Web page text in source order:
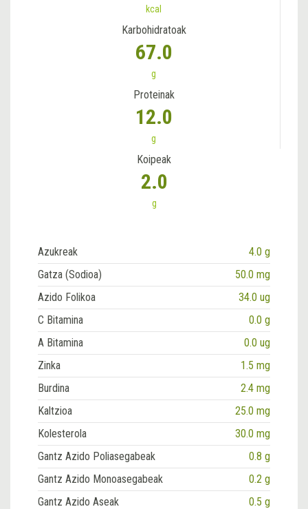
kcal
Karbohidratoak
67.0
g
Proteinak
12.0
g
Koipeak
2.0
g
Azukreak
4.0 g
Gatza (Sodioa)
50.0 mg
Azido Folikoa
34.0 ug
C Bitamina
0.0 g
A Bitamina
0.0 ug
Zinka
1.5 mg
Burdina
2.4 mg
Kaltzioa
25.0 mg
Kolesterola
30.0 mg
Gantz Azido Poliasegabeak
0.8 g
Gantz Azido Monoasegabeak
0.2 g
Gantz Azido Aseak
0.5 g